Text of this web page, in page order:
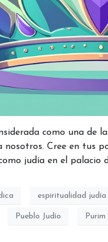
como una de
Cree en tus
judía en el palacio
espiritualidad judía
Pueblo Judío Purim